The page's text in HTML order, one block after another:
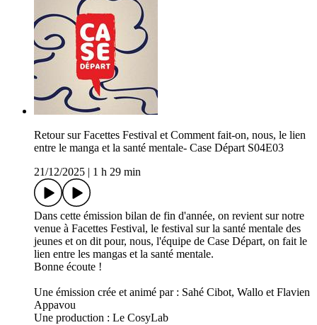
Retour sur Facettes Festival et Comment fait-on, nous, le lien
entre le manga et la santé mentale- Case Départ S04E03
21/12/2025
1 h 29 min
Dans cette émission bilan de fin d'année, on revient sur notre
venue à Facettes Festival, le festival sur la santé mentale des
jeunes et on dit pour, nous, l'équipe de Case Départ, on fait le
lien entre les mangas et la santé mentale.
Bonne écoute !
Une émission crée et animé par : Sahé Cibot, Wallo et Flavien
Appavou
Une production : Le CosyLab